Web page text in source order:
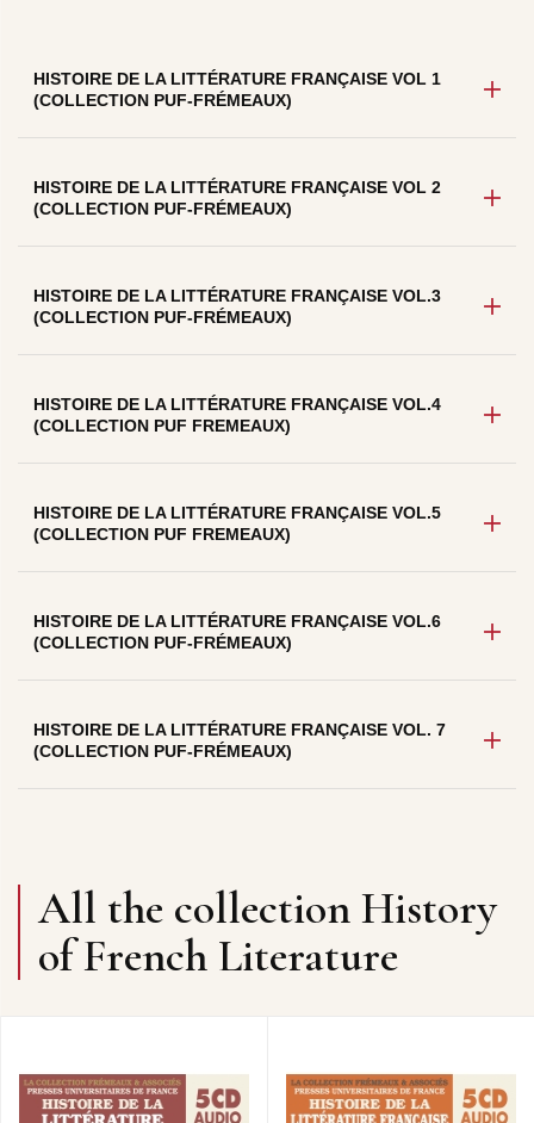
HISTOIRE DE LA LITTÉRATURE FRANÇAISE VOL 1
(COLLECTION PUF-FRÉMEAUX)
HISTOIRE DE LA LITTÉRATURE FRANÇAISE VOL 2
(COLLECTION PUF-FRÉMEAUX)
HISTOIRE DE LA LITTÉRATURE FRANÇAISE VOL.3
(COLLECTION PUF-FRÉMEAUX)
HISTOIRE DE LA LITTÉRATURE FRANÇAISE VOL.4
(COLLECTION PUF FREMEAUX)
HISTOIRE DE LA LITTÉRATURE FRANÇAISE VOL.5
(COLLECTION PUF FREMEAUX)
HISTOIRE DE LA LITTÉRATURE FRANÇAISE VOL.6
(COLLECTION PUF-FRÉMEAUX)
HISTOIRE DE LA LITTÉRATURE FRANÇAISE VOL. 7
(COLLECTION PUF-FRÉMEAUX)
All the collection History
of French Literature